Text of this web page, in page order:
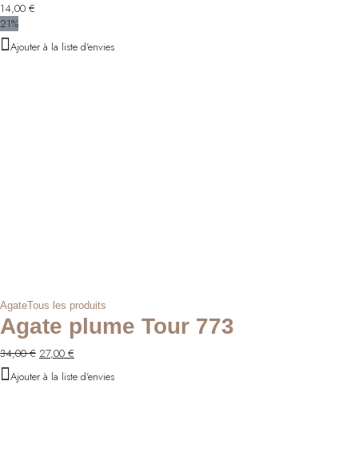
14,00 €
21%
Ajouter à la liste d'envies
AgateTous les produits
Agate plume Tour 773
34,00€ Le
initial
27,00 €
actuel
Ajouter à la liste d'envies